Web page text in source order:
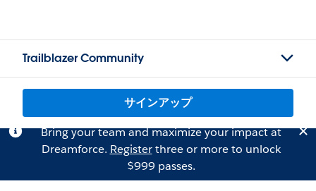
Trailblazer Community
サインアップ
Bring your team and maximize your impact at
Dreamforce. Registerthree or more to unlock
$999 passes.